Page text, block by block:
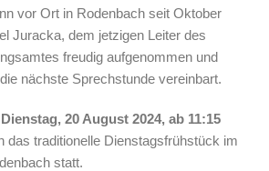
vor Ort in Rodenbach seit Oktober
Juracka, dem jetzigen Leiter des
freudig aufgenommen und
nächste Sprechstunde vereinbart.
Dienstag, 20 August 2024, ab 11:15
das traditionelle Dienstagsfrühstück im
statt.